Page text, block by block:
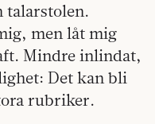
talarstolen.
men låt mig
Mindre inlindat,
Det kan bli
rubriker.